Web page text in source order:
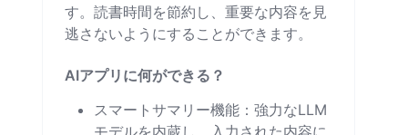
す。読書時間を節約し、重要な内容を見
逃さないようにすることができます。
AIアプリに何ができる？
スマートサマリー機能：強力なLLM
モデルを内蔵し、入力された内容に